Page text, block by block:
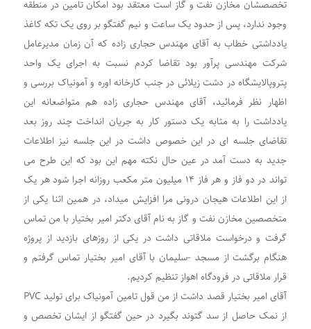
تخصصشان مخازن نفت و گاز است معتقد بود امکان تامین در منطقه
وجود ندارد، پس از حدود یک ساعت و نیم گفتگو بر روی یک تکه کاغذ
یادداشتی خطاب به آقای مهندس حجاری زاده که آن زمان مدیرعامل
شرکت مهندسی پرآور بود تقاضا کردم نسبت به اجرای یک واحد
پتروپالایشگاه در دشت زیلائی در جنب کارخانه اوره و آمونیاک بررسی و
اظهار نظر فرمائید، آقای مهندس حجاری زاده هم متواضعانه این
یادداشت را به مثابه یک دستور کار به جریان انداخت چند روز بعد
تقاضای جلسه ای در این خصوص داشت در این جلسه نیز اطلاعات
جدید به دست آمد در عین حال نکته مهم این بود که این طرح می
تواند در دو فاز و هر فاز ۱۴ میلیون متر مکعب روزانه اجرا شود هر یک
از این اطلاعات هیجان درونی مرا افزایش میداد، در همین اثنا یکی از
متخصصین مخازن نفت و گاز به نام آقای دکتر امیر بختیار با من تماس
گرفت و درخواست ملاقاتی داشت در یکی از روزهای بازدید از پروژه
هنگام برگشت از مسجد -سلیمان با آقای امیر بختیار تماس گرفتم و
قرار ملاقاتی در فرودگاه اهواز تنظیم کردیم.
آقای امیر بختیار قصد داشت از من قول تامین آمونیاک برای تولید PVC
از نمک حاصل از سد گتوند بگیرد در حین گفتگو از ایشان تخصص و